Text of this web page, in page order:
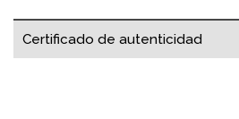
Certificado de autenticidad